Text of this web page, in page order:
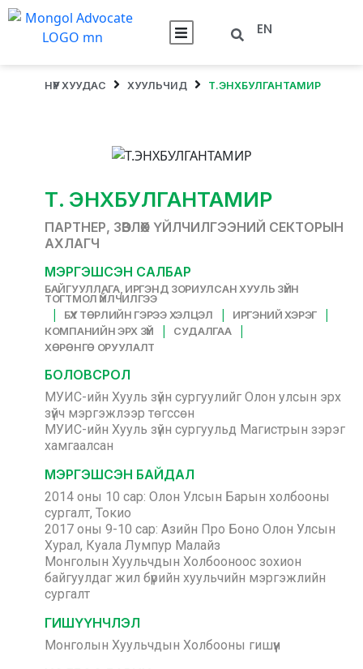
EN
НҮҮР ХУУДАС ХУУЛЬЧИД Т.ЭНХБУЛГАНТАМИР
Т. ЭНХБУЛГАНТАМИР
ПАРТНЕР, ЗӨВЛӨХ ҮЙЛЧИЛГЭЭНИЙ СЕКТОРЫН
АХЛАГЧ
МЭРГЭШСЭН САЛБАР
БАЙГУУЛЛАГА, ИРГЭНД ЗОРИУЛСАН ХУУЛЬ ЗҮЙН
ТОГТМОЛ ҮЙЛЧИЛГЭЭ
| БҮХ ТӨРЛИЙН ГЭРЭЭ ХЭЛЦЭЛ | ИРГЭНИЙ ХЭРЭГ |
КОМПАНИЙН ЭРХ ЗҮЙ | СУДАЛГАА |
ХӨРӨНГӨ ОРУУЛАЛТ
БОЛОВСРОЛ
МУИС-ийн Хууль зүйн сургуулийг Олон улсын эрх
зүйч мэргэжлээр төгссөн
МУИС-ийн Хууль зүйн сургуульд Магистрын зэрэг
хамгаалсан
МЭРГЭШСЭН БАЙДАЛ
2014 оны 10 сар: Олон Улсын Барын холбооны
сургалт, Токио
2017 оны 9-10 сар: Азийн Про Боно Олон Улсын
Хурал, Куала Лумпур Малайз
Монголын Хуульчдын Холбооноос зохион
байгуулдаг жил бүрийн хуульчийн мэргэжлийн
сургалт
ГИШҮҮНЧЛЭЛ
Монголын Хуульчдын Холбооны гишүүн